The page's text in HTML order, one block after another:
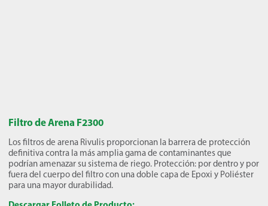
Filtro de Arena F2300
Los filtros de arena Rivulis proporcionan la barrera de protección
definitiva contra la más amplia gama de contaminantes que
podrían amenazar su sistema de riego. Protección: por dentro y por
fuera del cuerpo del filtro con una doble capa de Epoxi y Poliéster
para una mayor durabilidad.